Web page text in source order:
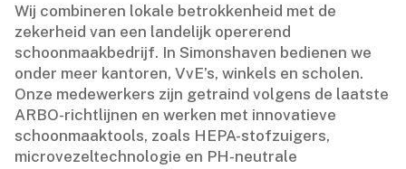
Wij combineren lokale betrokkenheid met de
zekerheid van een landelijk opererend
schoonmaakbedrijf.​ In Simonshaven bedienen we
onder meer kantoren, VvE’s, winkels en scholen.​
Onze medewerkers zijn getraind volgens de laatste
ARBO-richtlijnen en werken met innovatieve
schoonmaaktools, zoals HEPA-stofzuigers,
microvezeltechnologie en PH-neutrale